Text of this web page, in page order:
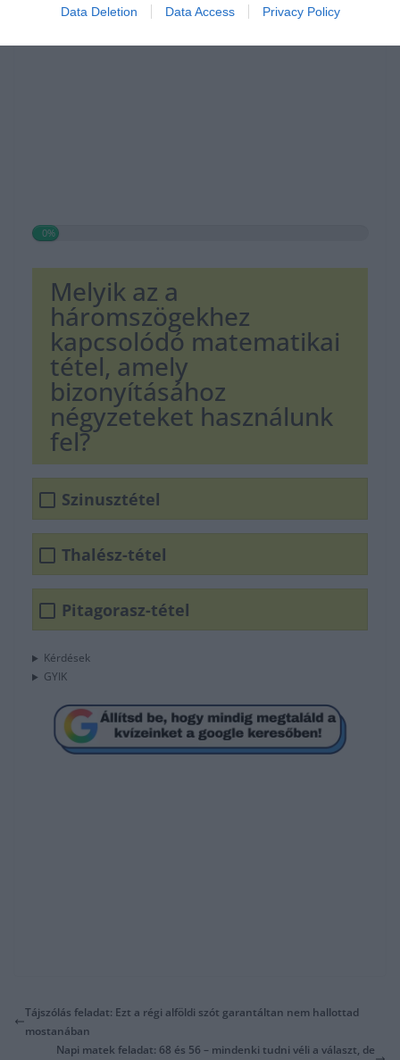
Data Deletion Data Access Privacy Policy
0%
Melyik az a
háromszögekhez
kapcsolódó matematikai
tétel, amely
bizonyításához
négyzeteket használunk
fel?
Szinusztétel
Thalész-tétel
Pitagorasz-tétel
Kérdések
GYIK
Tájszólás feladat: Ezt a régi alföldi szót garantáltan nem hallottad
mostanában
Napi matek feladat: 68 és 56 – mindenki tudni véli a választ, de